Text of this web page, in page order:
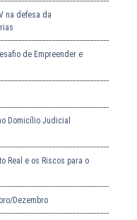
na defesa da
de Empreender e
Domicílio Judicial
Real e os Riscos para o
Dezembro